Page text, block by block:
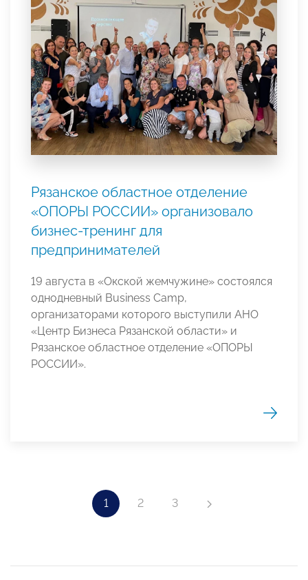
Рязанское областное отделение
«ОПОРЫ РОССИИ» организовало
бизнес-тренинг для
предпринимателей
19 августа в «Окской жемчужине» состоялся
однодневный Business Camp,
организаторами которого выступили АНО
«Центр Бизнеса Рязанской области» и
Рязанское областное отделение «ОПОРЫ
РОССИИ».
1 2 3